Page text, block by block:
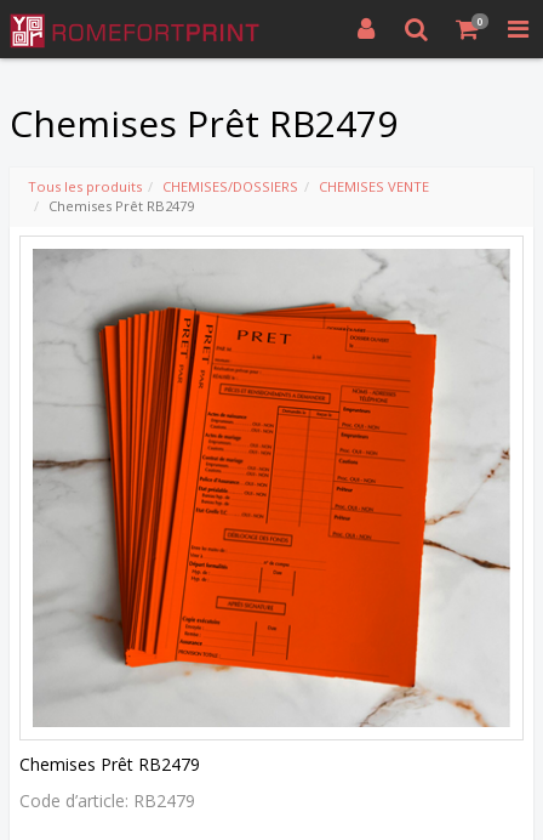
0
Chemises Prêt RB2479
Tous les produits CHEMISES/DOSSIERS
CHEMISES VENTE
Chemises Prêt RB2479
Chemises Prêt RB2479
Code d’article: RB2479